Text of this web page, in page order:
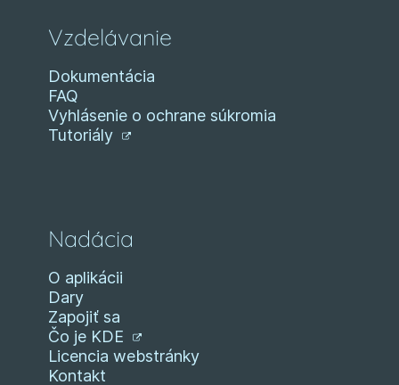
Vzdelávanie
Dokumentácia
FAQ
Vyhlásenie o ochrane súkromia
Tutoriály
Nadácia
O aplikácii
Dary
Zapojiť sa
Čo je KDE
Licencia webstránky
Kontakt